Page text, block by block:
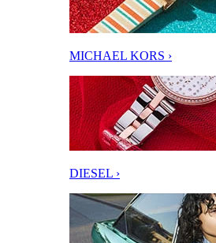
MICHAEL KORS ›
DIESEL ›